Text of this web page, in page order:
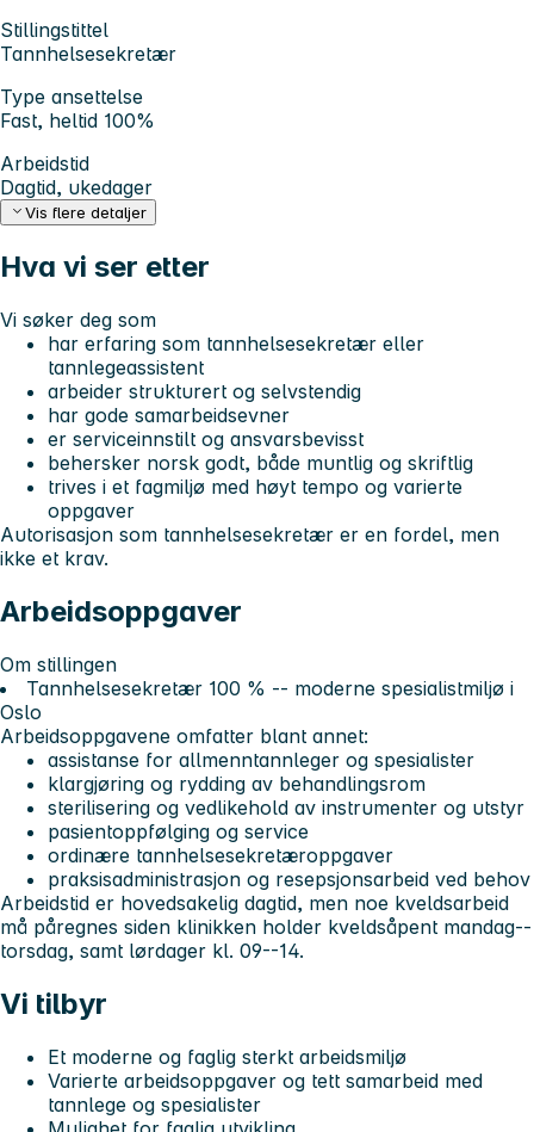
Stillingstittel
Tannhelsesekretær
Type ansettelse
Fast, heltid 100%
Arbeidstid
Dagtid, ukedager
Vis flere detaljer
Hva vi ser etter
Vi søker deg som
har erfaring som tannhelsesekretær eller
tannlegeassistent
arbeider strukturert og selvstendig
har gode samarbeidsevner
er serviceinnstilt og ansvarsbevisst
behersker norsk godt, både muntlig og skriftlig
trives i et fagmiljø med høyt tempo og varierte
oppgaver
Autorisasjon som tannhelsesekretær er en fordel, men
ikke et krav.
Arbeidsoppgaver
Om stillingen
Tannhelsesekretær 100 % -- moderne spesialistmiljø i
Oslo
Arbeidsoppgavene omfatter blant annet:
assistanse for allmenntannleger og spesialister
klargjøring og rydding av behandlingsrom
sterilisering og vedlikehold av instrumenter og utstyr
pasientoppfølging og service
ordinære tannhelsesekretæroppgaver
praksisadministrasjon og resepsjonsarbeid ved behov
Arbeidstid er hovedsakelig dagtid, men noe kveldsarbeid
må påregnes siden klinikken holder kveldsåpent mandag--
torsdag, samt lørdager kl. 09--14.
Vi tilbyr
Et moderne og faglig sterkt arbeidsmiljø
Varierte arbeidsoppgaver og tett samarbeid med
tannlege og spesialister